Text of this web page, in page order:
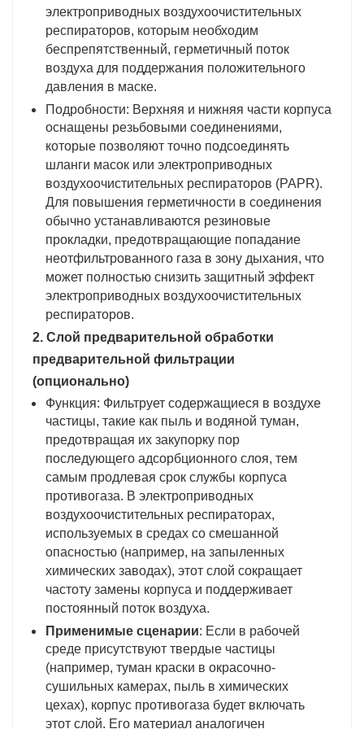
электроприводных воздухоочистительных
респираторов, которым необходим
беспрепятственный, герметичный поток
воздуха для поддержания положительного
давления в маске.
Подробности: Верхняя и нижняя части корпуса
оснащены резьбовыми соединениями,
которые позволяют точно подсоединять
шланги масок или электроприводных
воздухоочистительных респираторов (PAPR).
Для повышения герметичности в соединения
обычно устанавливаются резиновые
прокладки, предотвращающие попадание
неотфильтрованного газа в зону дыхания, что
может полностью снизить защитный эффект
электроприводных воздухоочистительных
респираторов.
2. Слой предварительной обработки
предварительной фильтрации
(опционально)
Функция: Фильтрует содержащиеся в воздухе
частицы, такие как пыль и водяной туман,
предотвращая их закупорку пор
последующего адсорбционного слоя, тем
самым продлевая срок службы корпуса
противогаза. В электроприводных
воздухоочистительных респираторах,
используемых в средах со смешанной
опасностью (например, на запыленных
химических заводах), этот слой сокращает
частоту замены корпуса и поддерживает
постоянный поток воздуха.
Применимые сценарии: Если в рабочей
среде присутствуют твердые частицы
(например, туман краски в окрасочно-
сушильных камерах, пыль в химических
цехах), корпус противогаза будет включать